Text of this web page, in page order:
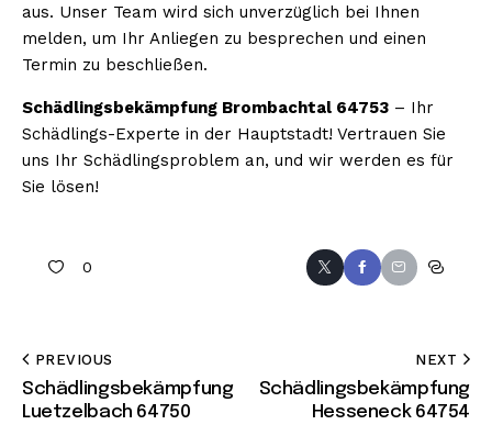
aus. Unser Team wird sich unverzüglich bei Ihnen
melden, um Ihr Anliegen zu besprechen und einen
Termin zu beschließen.
Schädlingsbekämpfung Brombachtal 64753 – Ihr
Schädlings-Experte in der Hauptstadt! Vertrauen Sie
uns Ihr Schädlingsproblem an, und wir werden es für
Sie lösen!
0
PREVIOUS
Schädlingsbekämpfung
Luetzelbach 64750
NEXT
Schädlingsbekämpfung
Hesseneck 64754